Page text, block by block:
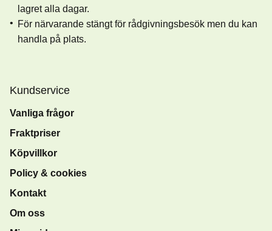
lagret alla dagar.
För närvarande stängt för rådgivningsbesök men du kan
handla på plats.
Kundservice
Vanliga frågor
Fraktpriser
Köpvillkor
Policy & cookies
Kontakt
Om oss